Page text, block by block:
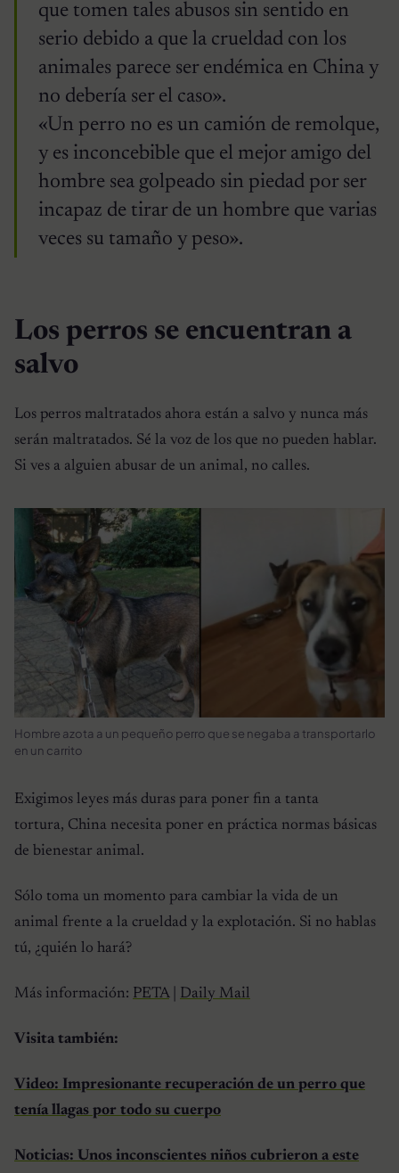
que tomen tales abusos sin sentido en
serio debido a que la crueldad con los
animales parece ser endémica en China y
no debería ser el caso».
«Un perro no es un camión de remolque,
y es inconcebible que el mejor amigo del
hombre sea golpeado sin piedad por ser
incapaz de tirar de un hombre que varias
veces su tamaño y peso».
Los perros se encuentran a
salvo
Los perros maltratados ahora están a salvo y nunca más
serán maltratados. Sé la voz de los que no pueden hablar.
Si ves a alguien abusar de un animal, no calles.
Hombre azota a un pequeño perro que se negaba a transportarlo
en un carrito
Exigimos leyes más duras para poner fin a tanta
tortura, China necesita poner en práctica normas básicas
de bienestar animal.
Sólo toma un momento para cambiar la vida de un
animal frente a la crueldad y la explotación. Si no hablas
tú, ¿quién lo hará?
Más información: PETA| Daily Mail
Visita también:
Video: Impresionante recuperación de un perro que
tenía llagas por todo su cuerpo
Noticias: Unos inconscientes niños cubrieron a este